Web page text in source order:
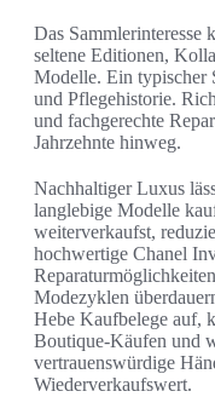
Das Sammlerinteresse
seltene Editionen,
Modelle. Ein typischer
und Pflegehistorie.
und fachgerechte
Jahrzehnte hinweg.
Nachhaltiger Luxus
langlebige Modelle
weiterverkaufst,
hochwertige Chanel
Modezyklen
Hebe Kaufbelege auf,
Boutique-Käufen und
vertrauenswürdige
Wiederverkaufswert.